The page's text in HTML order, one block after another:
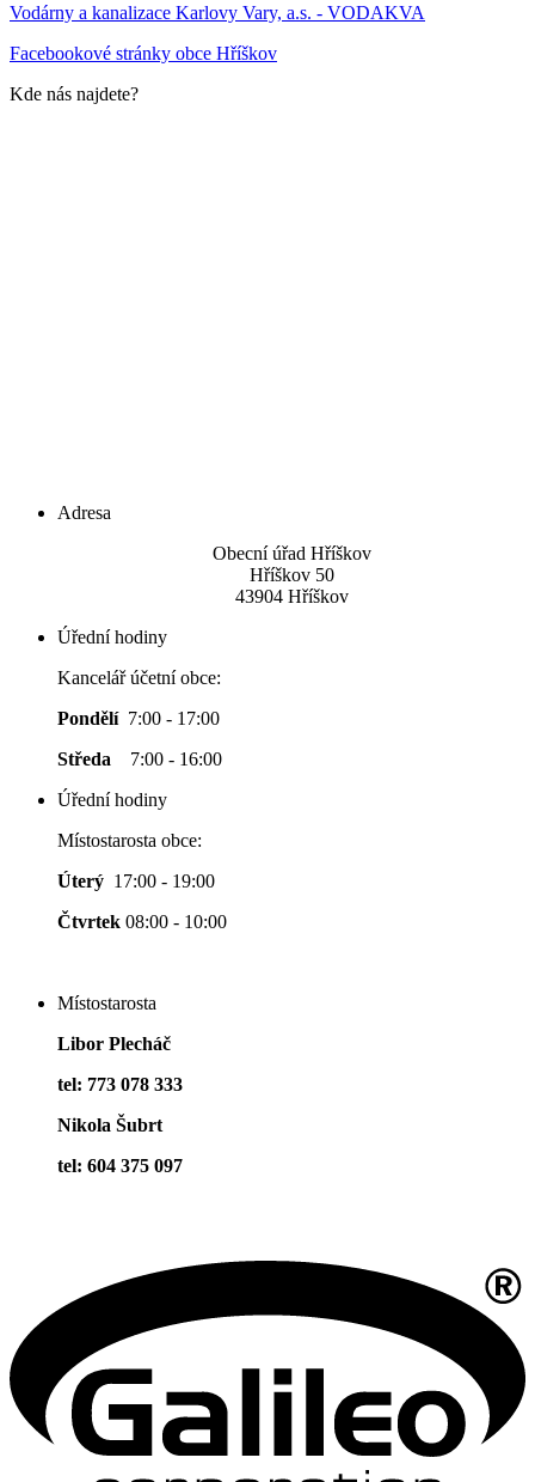
Vodárny a kanalizace Karlovy Vary, a.s. - VODAKVA
Facebookové stránky obce Hříškov
Kde nás najdete?
Adresa
Obecní úřad Hříškov
Hříškov 50
43904 Hříškov
Úřední hodiny
Kancelář účetní obce:
Pondělí 7:00 - 17:00
Středa 7:00 - 16:00
Úřední hodiny
Místostarosta obce:
Úterý 17:00 - 19:00
Čtvrtek 08:00 - 10:00
Místostarosta
Libor Plecháč
tel: 773 078 333
Nikola Šubrt
tel: 604 375 097